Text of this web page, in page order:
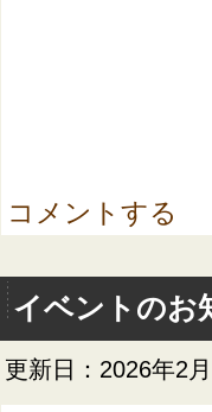
コメントする
イベントのお
更新日：2026年2